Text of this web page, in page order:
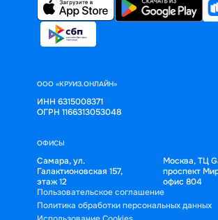
ООО «КРУИЗ.ОНЛАЙН»
ИНН 6315008371
ОГРН 1166313053048
ОФИСЫ
Самара, ул.
Галактионовская 157,
этаж 12
Москва, ТЦ
проспект
офис 804
Пользовательское соглашение
Политика обработки персональных данных